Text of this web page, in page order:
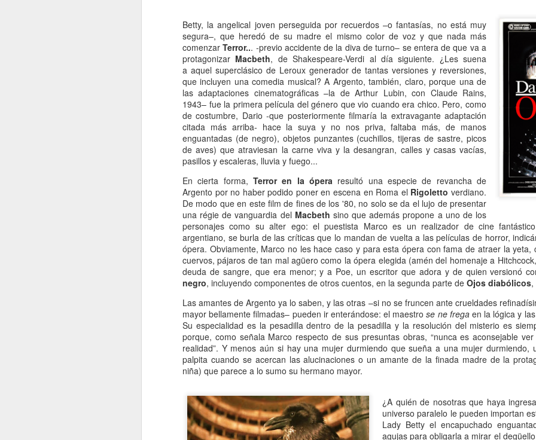
Betty, la angelical joven perseguida por recuerdos –o fantasías, no está muy
segura–, que heredó de su madre el mismo color de voz y que nada más
comenzarTerror... -previo accidente de la diva de turno– se entera de que va a
protagonizar Macbeth, de Shakespeare-Verdi al día siguiente. ¿Les suena
a aquel superclásico de Leroux generador de tantas versiones y reversiones,
que incluyen una comedia musical? A Argento, también, claro, porque una de
las adaptaciones cinematográficas –la de Arthur Lubin, con Claude Rains,
1943– fue la primera película del género que vio cuando era chico. Pero, como
de costumbre, Dario -que posteriormente filmaría la extravagante adaptación
citada más arriba- hace la suya y no nos priva, faltaba más, de manos
enguantadas (de negro), objetos punzantes (cuchillos, tijeras de sastre, picos
de aves) que atraviesan la carne viva y la desangran, calles y casas vacías,
pasillos y escaleras, lluvia y fuego...
En cierta forma, Terror en la ópera resultó una especie de revancha de
Argento por no haber podido poner en escena en Roma el Rigoletto verdiano.
De modo que en este film de fines de los '80, no solo se da el lujo de presentar
una régie de vanguardia del Macbeth sino que además propone a uno de los
personajes como su alter ego: el puestista Marco es un realizador de cine
argentiano, se burla de las críticas que lo mandan de vuelta a las películas de horror,
ópera. Obviamente, Marco no les hace caso y para esta ópera con fama de atraer la yeta,
cuervos, pájaros de tan mal agüero como la ópera elegida (amén del homenaje a
deuda de sangre, que era menor; y a Poe, un escritor que adora y de quien versionó
negro, incluyendo componentes de otros cuentos, en la segunda parte de Ojos diabólicos,
Las amantes de Argento ya lo saben, y las otras –si no se fruncen ante crueldades
mayor bellamente filmadas– pueden ir enterándose: el maestrose ne frega en la lógica y
Su especialidad es la pesadilla dentro de la pesadilla y la resolución del misterio es
porque, como señala Marco respecto de sus presuntas obras, “nunca es aconsejable
realidad”. Y menos aún si hay una mujer durmiendo que sueña a una mujer durmiendo,
palpita cuando se acercan las alucinaciones o un amante de la finada madre de la
niña) que parece a lo sumo su hermano mayor.
¿A quién de nosotras que haya
universo paralelo le pueden importan
Lady Betty el encapuchado
agujas para obligarla a mirar el
Retorno ilusionado a
Carmen Martín Gaite
Por Cecilia Sorrentino
“Una vuelve siempre a los viejos
sitios donde amó la vida”, canta
Chavela. Y aunque su amigo de
Úbeda la contradiga en otra
canción: “al lugar donde has sido
feliz no debieras tratar de volver”,
yo regreso a Nubosidad variable,
la novela de Carmen Martín Gaite,
Tiene algo de aventura. Quizás no
recupere aquel estado de
deslumbramiento pero también
podrían suscitarse otros nuevos.
Será un reencuentro con mis
marcas y subrayados.
JAN
13
Escribir contra toda
adversidad (estrepitosa)
Por Teresa Donato
Cuando estudiaba en la facultad,
preparando el examen de
etnografía -el más difícil de la
carrera-, hubo un día que, entre
fichas, fotocopias, libros, café,
puchos y la Olivetti portátil
celeste, me dije: “Esto es lo que
quiero hacer toda la vida”.
escribiendo en silencio encerrada
en mi habitación, las horas no
pasaban. Me veo tal cual, como si
estuviera viviéndolo ahora.
13
Marta Lubos (16/8/1943-
27/3/2026): Retrato de
una mujer en armonía
Hace 10 años, ella fue la "chica
de tapa" de Damiselas: una
denominación que seguramente le
habría dado risa a Marta Lubos,
una artista en absoluto pagada de
sí misma, una persona libre de
toda presunción y más bien
renuente a dar entrevistas. Pero
responder, afable y espontánea,
divertida o apasionada -según el
tema-, siempre yendo al punto,
sin el menor rodeo. Así, fueron
apareciendo la pianista, la
escultora, la cocinera que brinda
una receta.
JAN
13
Damiselas Nº 1, a modo de editorial
Allá por las postrimerías del año 2012 se publicó la primera
edición de Damiselas en apuros, precedida del siguiente introito:
Lo primero que hay que saber es que una damisela no es ni una dama
ni una damita (dicho esto siguiendo las instrucciones de T.S. Eliot para
saber diferenciar un gato de un perro).
JAN
13
Gaby Ferrero (1/7/1961- 20/1/2026)
Sus ojos se cerraron -anticipadamente, inesperadamente- y el
entre el shock y un enorme desconsuelo. Tan adorable y honesta como
persona, tan excelente y angelada como actriz, tan amorosa y atenta
en su maternidad elegida y conquistada palmo a palmo... Cómo no
pensar en su queridísimo hijo adoptivo Osqui Ferrero, que resultó,
jovencísimo, una notable revelación como actor en Más bello que la
muerte (2022).
JAN
13
Mi Rob Reiner privado
Por Moira Soto